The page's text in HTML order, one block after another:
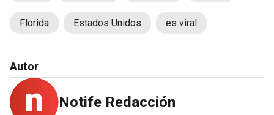
Florida Estados Unidos es viral
Autor
Notife Redacción